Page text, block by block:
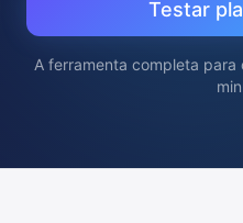
Testar
A ferramenta completa para